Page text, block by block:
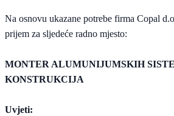
Na osnovu ukazane potrebe firma Copal
prijem za sljedeće radno mjesto:
MONTER ALUMUNIJUMSKIH
KONSTRUKCIJA
Uvjeti: